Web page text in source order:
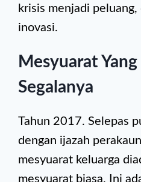
krisis menjadi
inovasi.
Mesyuarat
Segalanya
Tahun 2017. Selepas
dengan ijazah
mesyuarat keluarga
mesyuarat biasa. Ini